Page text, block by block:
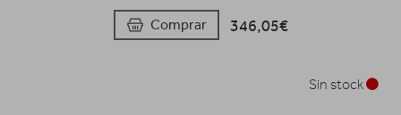
Comprar 346,05€
Sin stock